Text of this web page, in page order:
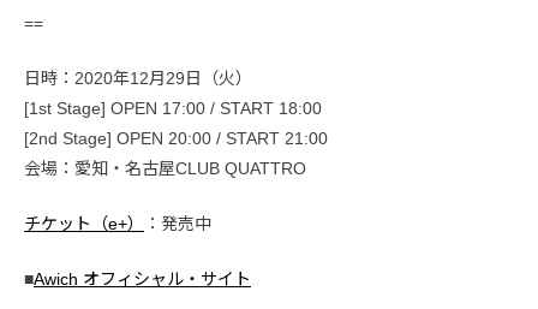
==
日時：2020年12月29日（火）
[1st Stage] OPEN 17:00 / START 18:00
[2nd Stage] OPEN 20:00 / START 21:00
会場：愛知・名古屋CLUB QUATTRO
チケット（e+） ：発売中
■Awich オフィシャル・サイト